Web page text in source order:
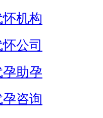
机构
公司
助孕
咨询